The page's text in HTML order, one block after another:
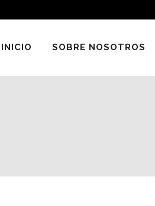
INICIO SOBRE NOSOTROS